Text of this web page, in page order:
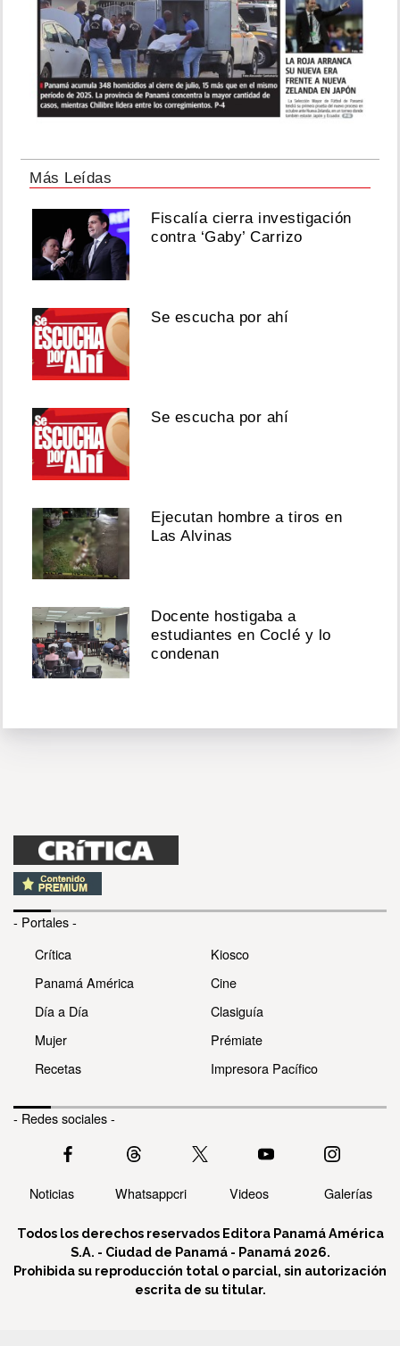
Más Leídas
Fiscalía cierra investigación
contra ‘Gaby’ Carrizo
Se escucha por ahí
Se escucha por ahí
Ejecutan hombre a tiros en
Las Alvinas
Docente hostigaba a
estudiantes en Coclé y lo
condenan
- Portales -
Crítica
Panamá América
Día a Día
Mujer
Recetas
Kiosco
Cine
Clasiguía
Prémiate
Impresora Pacífico
- Redes sociales -
Noticias Whatsappcri Videos Galerías
Todos los derechos reservados Editora Panamá América
S.A. - Ciudad de Panamá - Panamá 2026.
Prohibida su reproducción total o parcial, sin autorización
escrita de su titular.